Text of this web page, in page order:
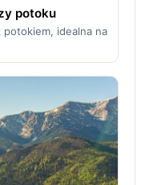
potoku
potokiem, idealna na